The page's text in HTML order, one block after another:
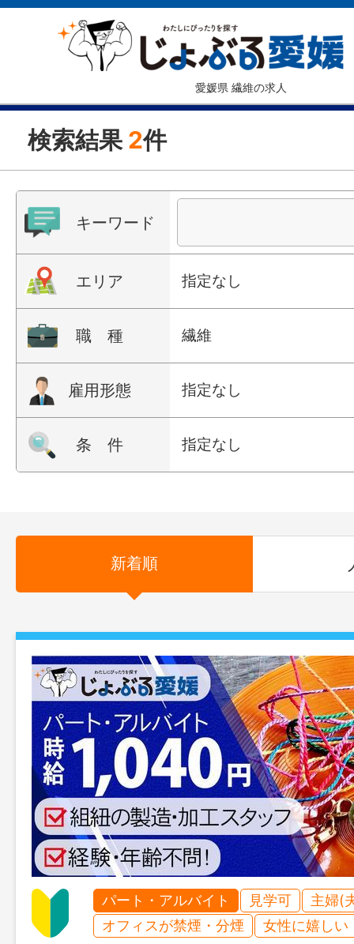
愛媛県 繊維の求人
検索結果 2件
キーワード
エリア 指定なし
職 種 繊維
雇用形態 指定なし
条 件 指定なし
新着順
パート・アルバイト 見学可
主婦(
オフィスが禁煙・分煙
女性に嬉しい